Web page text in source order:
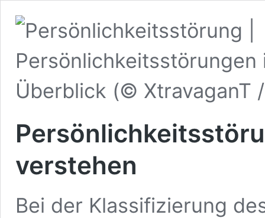
verstehen
Bei der Klassifizierung